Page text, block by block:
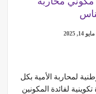
مايو 14, 2025
لمحاربة الأمية بكل
لفائدة المكونين